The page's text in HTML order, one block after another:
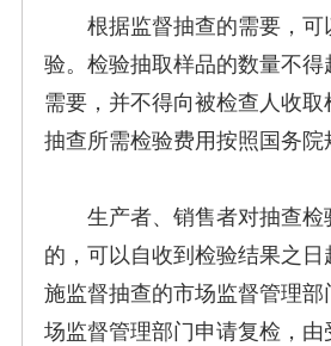
根据监督抽查的需要，可
验。检验抽取样品的数量不得
需要，并不得向被检查人收取
抽查所需检验费用按照国务院
生产者、销售者对抽查检
的，可以自收到检验结果之日
施监督抽查的市场监督管理
场监督管理部门申请复检，由